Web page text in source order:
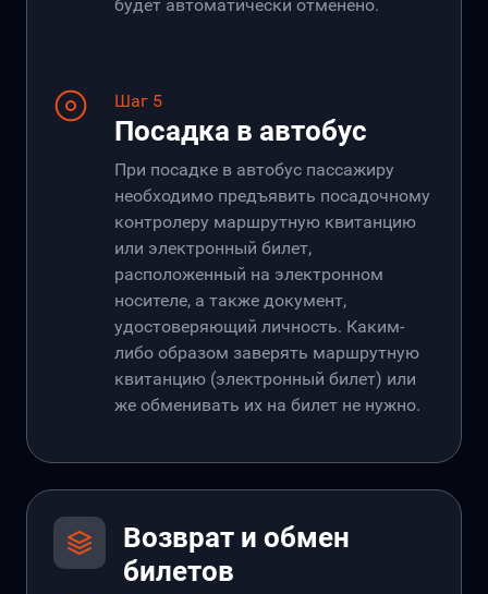
будет автоматически отменено.
Шаг 5
Посадка в автобус
При посадке в автобус пассажиру
необходимо предъявить посадочному
контролеру маршрутную квитанцию
или электронный билет,
расположенный на электронном
носителе, а также документ,
удостоверяющий личность. Каким-
либо образом заверять маршрутную
квитанцию (электронный билет) или
же обменивать их на билет не нужно.
Возврат и обмен
билетов